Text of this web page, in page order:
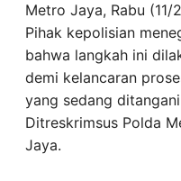
Metro Jaya, Rabu (11/
Pihak kepolisian
bahwa langkah ini
demi kelancaran
yang sedang
Ditreskrimsus Polda
Jaya.